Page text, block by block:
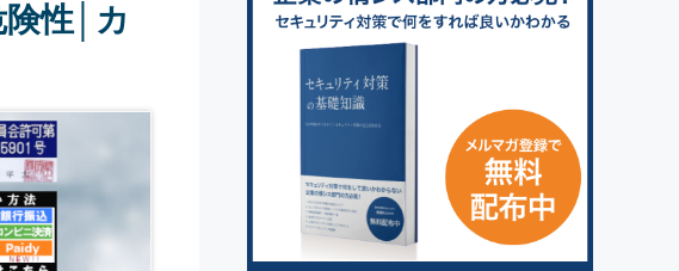
性│カ